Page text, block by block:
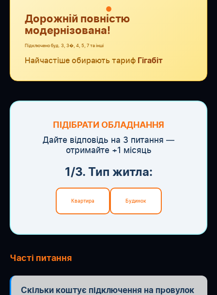
●
Дорожній повністю
модернізована!
Підключено буд. 3, 3�, 4, 5, 7 та інші
Найчастіше обирають тариф Гігабіт
ПІДІБРАТИ ОБЛАДНАННЯ
Дайте відповідь на 3 питання —
отримайте +1 місяць
1/3. Тип житла:
Квартира Будинок
Часті питання
Скільки коштує підключення на провулок